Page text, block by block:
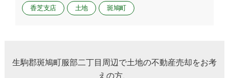
香芝支店 土地 斑鳩町
生駒郡斑鳩町服部二丁目周辺で土地の不動産売却をお考
えの方、